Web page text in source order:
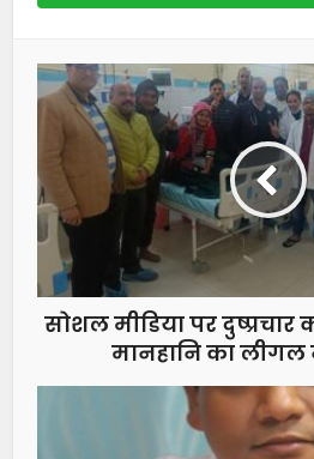
सोशल मीडिया पर दुष्प्रचार
मानहानि का लीगल